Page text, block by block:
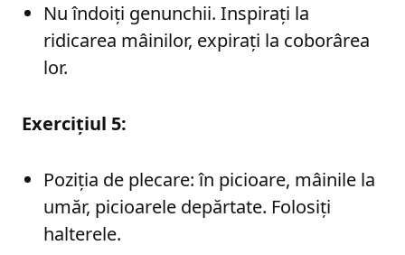
Nu îndoiți genunchii. Inspirați la
ridicarea mâinilor, expirați la coborârea
lor.
Exercițiul 5:
Poziția de plecare: în picioare, mâinile la
umăr, picioarele depărtate. Folosiți
halterele.